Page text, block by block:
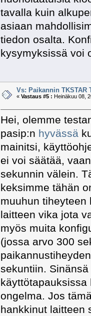
tavalla kuin
asiaan
tiedon osalta.
kysymyksissä voi
Vs: Paikannin TKSTAR
«Vastaus #5 : Heinäkuu 08,
Hei, olemme
pasip:n hyvässä
mainitsi,
ei voi säätää,
sekunnin välein.
keksimme tähän
muuhun tiheyteen
laitteen vika jota
myös muita
(jossa arvo 300
sekuntiin.
ongelma. Jos
hankkinut laitteen